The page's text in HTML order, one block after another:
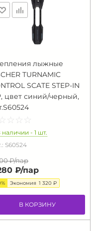
лыжные
TURNAMIC
SCATE STEP-IN
цвет синий/черный,
☆ ☆ ☆ ☆
★ ★ ★ ★
наличии - 1 шт.
S60524
₽/пар
₽/пар
Экономия 1 320 ₽
В КОРЗИНУ